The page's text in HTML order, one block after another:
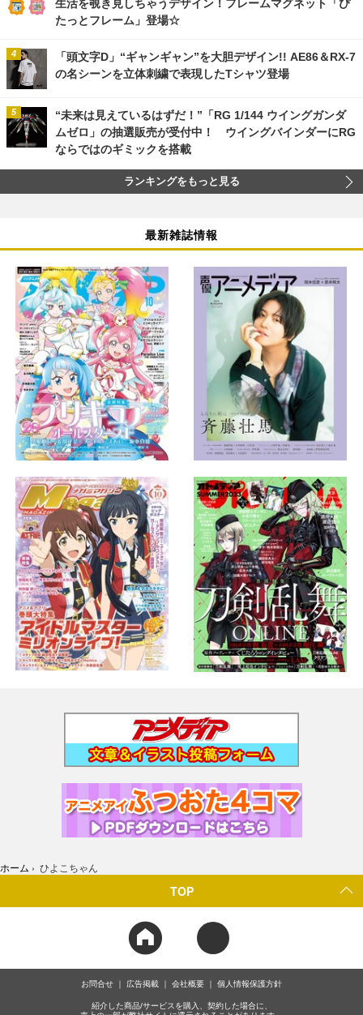
生活を覗き見しちゃうデザイン！フレームマグネット「ぴ
たっとフレーム」登場☆
「頭文字D」“ギャンギャン”を大胆デザイン!! AE86＆RX-7
の名シーンを立体刺繍で表現したTシャツ登場
“未来は見えているはずだ！”「RG 1/144 ウイングガンダ
ムゼロ」の抽選販売が受付中！ ウイングバインダーにRG
ならではのギミックを搭載
ランキングをもっと見る
最新雑誌情報
ホーム › ひよこちゃん
TOP
お問合せ 広告掲載 会社概要 個人情報保護方針
紹介した商品/サービスを購入、契約した場合に、